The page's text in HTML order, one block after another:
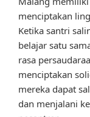
menciptakan
Ketika santri
belajar satu
rasa
menciptakan
mereka dapat
dan menjalani